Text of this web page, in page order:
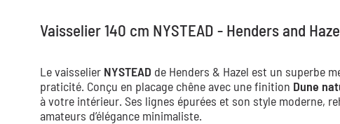
Vaisselier 140 cm NYSTEAD - Henders and
Le vaisselier NYSTEAD de Henders & Hazel est un superbe
praticité. Conçu en placage chêne avec une finition Dune
à votre intérieur. Ses lignes épurées et son style moderne,
amateurs d’élégance minimaliste.